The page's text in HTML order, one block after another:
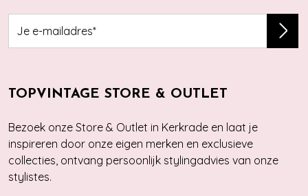
TOPVINTAGE STORE & OUTLET
Bezoek onze Store & Outlet in Kerkrade en laat je
inspireren door onze eigen merken en exclusieve
collecties, ontvang persoonlijk stylingadvies van onze
stylistes.